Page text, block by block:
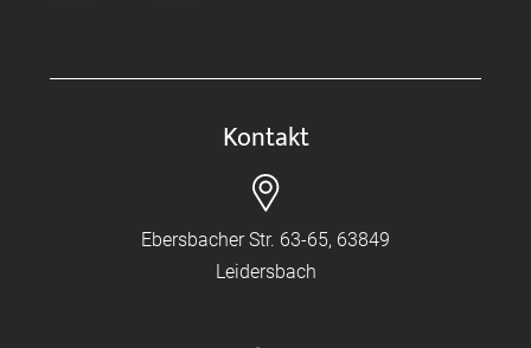
Kontakt
Ebersbacher Str. 63-65, 63849
Leidersbach